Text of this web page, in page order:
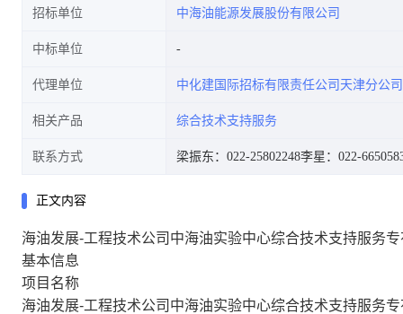
招标单位 中海油能源发展股份有限公司
中标单位
代理单位 中化建国际招标有限责任公司天津分公司
相关产品 综合技术支持服务
联系方式 梁振东：022-25802248李星：022-
正文内容
海油发展-工程技术公司中海油实验中心综合技术支持服务
基本信息
项目名称
海油发展-工程技术公司中海油实验中心综合技术支持服务